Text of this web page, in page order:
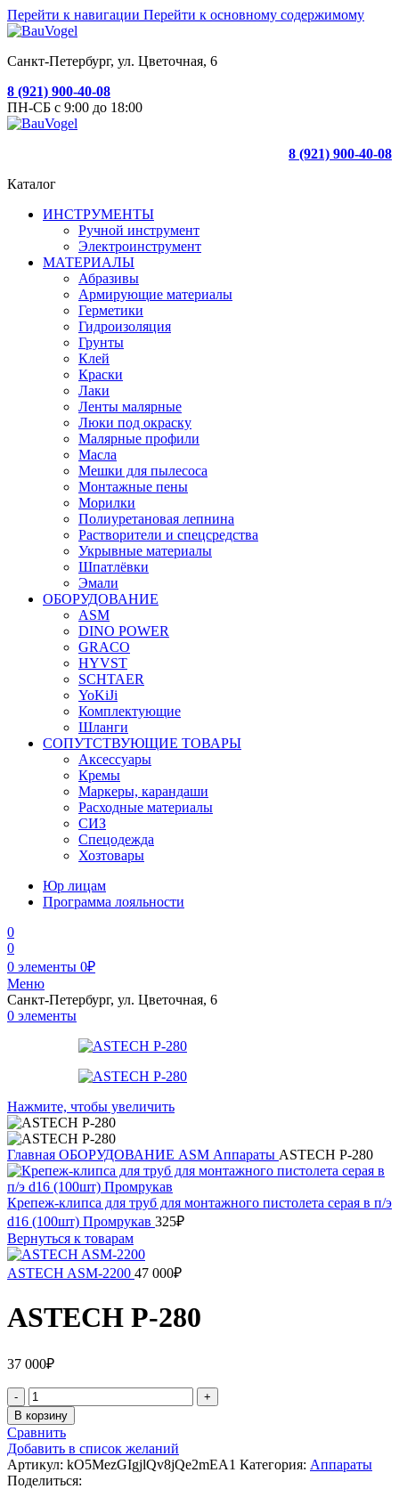
Перейти к навигации Перейти к основному содержимому
Санкт-Петербург, ул. Цветочная, 6
8 (921) 900-40-08
ПН-СБ с 9:00 до 18:00
8 (921) 900-40-08
Каталог
ИНСТРУМЕНТЫ
Ручной инструмент
Электроинструмент
МАТЕРИАЛЫ
Абразивы
Армирующие материалы
Герметики
Гидроизоляция
Грунты
Клей
Краски
Лаки
Ленты малярные
Люки под окраску
Малярные профили
Масла
Мешки для пылесоса
Монтажные пены
Морилки
Полиуретановая лепнина
Растворители и спецсредства
Укрывные материалы
Шпатлёвки
Эмали
ОБОРУДОВАНИЕ
ASM
DINO POWER
GRACO
HYVST
SCHTAER
YoKiJi
Комплектующие
Шланги
СОПУТСТВУЮЩИЕ ТОВАРЫ
Аксессуары
Кремы
Маркеры, карандаши
Расходные материалы
СИЗ
Спецодежда
Хозтовары
Юр лицам
Программа лояльности
0
0
0 элементы 0₽
Меню
Санкт-Петербург, ул. Цветочная, 6
0 элементы
Нажмите, чтобы увеличить
Главная ОБОРУДОВАНИЕ ASM Аппараты ASTECH P-280
Крепеж-клипса для труб для монтажного пистолета серая в п/э
d16 (100шт) Промрукав 325₽
Вернуться к товарам
ASTECH ASM-2200 47 000₽
ASTECH P-280
37 000₽
Количество
товара
ASTECH
P-
280
В корзину
Сравнить
Добавить в список желаний
Артикул: kO5MezGIgjlQv8jQe2mEA1 Категория: Аппараты
Поделиться: